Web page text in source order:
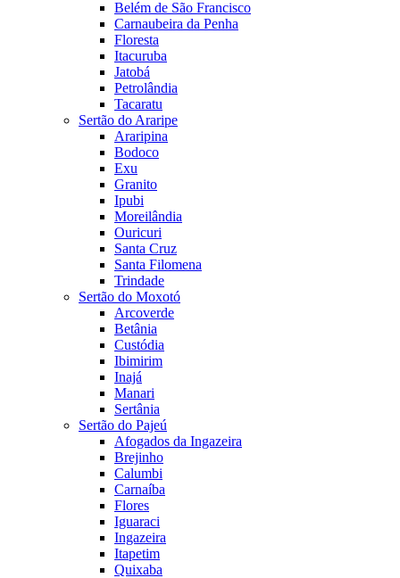
Belém de São Francisco
Carnaubeira da Penha
Floresta
Itacuruba
Jatobá
Petrolândia
Tacaratu
Sertão do Araripe
Araripina
Bodoco
Exu
Granito
Ipubi
Moreilândia
Ouricuri
Santa Cruz
Santa Filomena
Trindade
Sertão do Moxotó
Arcoverde
Betânia
Custódia
Ibimirim
Inajá
Manari
Sertânia
Sertão do Pajeú
Afogados da Ingazeira
Brejinho
Calumbi
Carnaíba
Flores
Iguaraci
Ingazeira
Itapetim
Quixaba